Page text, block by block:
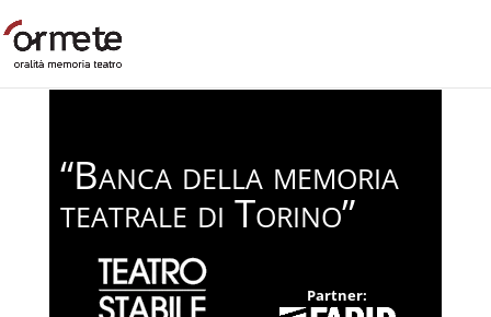
“Banca della memoria
teatrale di Torino”
Partner: